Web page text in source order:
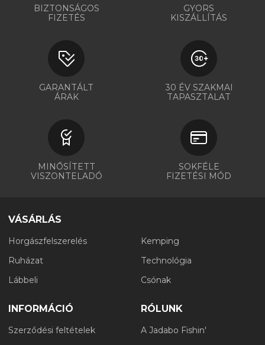
BIZTONSÁGOS
FIZETÉS
GYORS
KISZÁLLÍTÁS
GARANTÁLT
ÁRAK
30 ÉV SZAKMAI
TAPASZTALAT
MINŐSÍTETT
VISZONTELADÓ
SOKFÉLE
FIZETÉSI MÓD
VÁSÁRLÁS
Horgászfelszerelés
Ruházat
Lábbeli
Kemping
Technológia
Csónak
INFORMÁCIÓ
Szerződési feltételek
RÓLUNK
A Jadabo Fishin'